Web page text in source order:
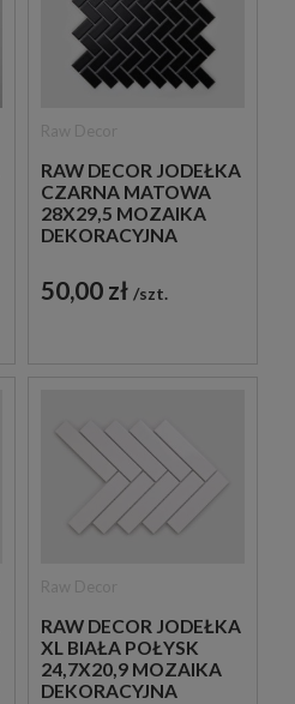
RAW DECOR JODEŁKA
CZARNA MATOWA
28X29,5 MOZAIKA
DEKORACYJNA
50,00 zł szt.
RAW DECOR JODEŁKA
XL BIAŁA POŁYSK
24,7X20,9 MOZAIKA
DEKORACYJNA